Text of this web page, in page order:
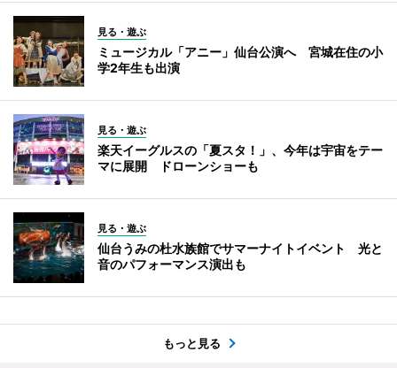
見る・遊ぶ
ミュージカル「アニー」仙台公演へ 宮城在住の小
学2年生も出演
見る・遊ぶ
楽天イーグルスの「夏スタ！」、今年は宇宙をテー
マに展開 ドローンショーも
見る・遊ぶ
仙台うみの杜水族館でサマーナイトイベント 光と
音のパフォーマンス演出も
もっと見る